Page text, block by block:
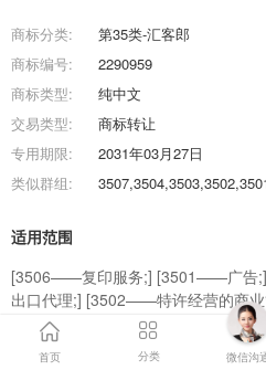
商标分类:
第35类-汇客郎
商标编号:
2290959
商标类型:
纯中文
交易类型:
商标转让
专用期限:
2031年03月27日
类似群组:
适用范围
[3506——复印服务;] [3501——广
出口代理;] [3502——特许经营的商
[3503——为商品和服务的买卖双方
兽医用、卫生用制剂和医疗用品的
首页 分类 微信沟